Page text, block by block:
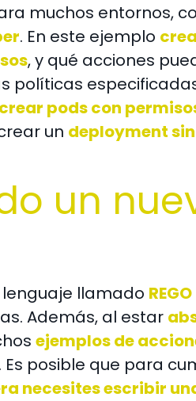
muchos entornos,
. En este ejemplo
, y qué acciones
políticas
pods con
un deployment
un
llamado REGO
Además, al estar
ejemplos de
Es posible que para
necesites escribir